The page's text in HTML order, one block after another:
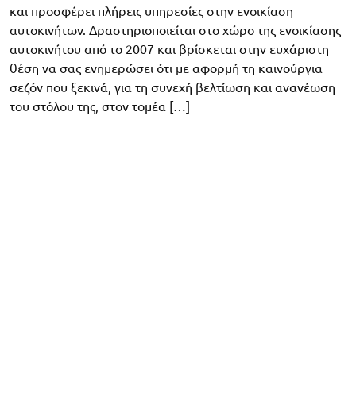
και προσφέρει πλήρεις υπηρεσίες στην ενοικίαση
αυτοκινήτων. Δραστηριοποιείται στο χώρο της ενοικίασης
αυτοκινήτου από το 2007 και βρίσκεται στην ευχάριστη
θέση να σας ενημερώσει ότι με αφορμή τη καινούργια
σεζόν που ξεκινά, για τη συνεχή βελτίωση και ανανέωση
του στόλου της, στον τομέα […]